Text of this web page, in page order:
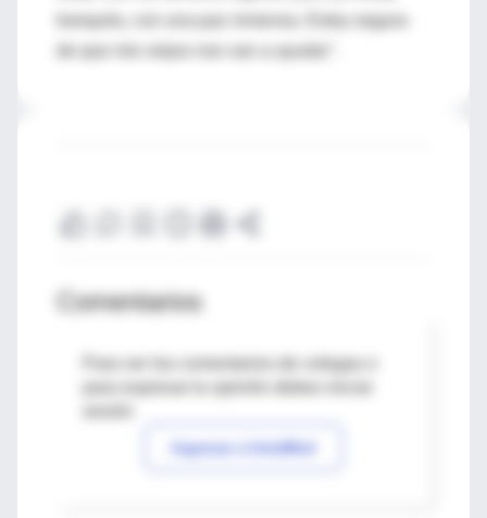
tranquila, con una paz inmensa. Estoy segura
Comentarios
Para ver los comentarios de colegas o
Ingresar a IntraMed